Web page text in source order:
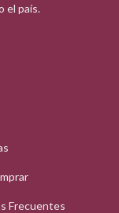
el país.
Frecuentes